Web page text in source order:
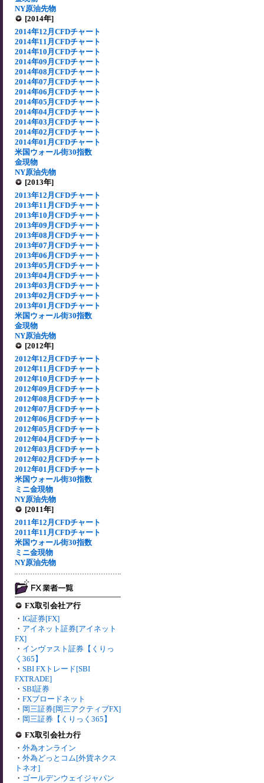
NY原油先物
[2014年]
2014年12月CFDチャート
2014年11月CFDチャート
2014年10月CFDチャート
2014年09月CFDチャート
2014年08月CFDチャート
2014年07月CFDチャート
2014年06月CFDチャート
2014年05月CFDチャート
2014年04月CFDチャート
2014年03月CFDチャート
2014年02月CFDチャート
2014年01月CFDチャート
米国ウォール街30指数
金現物
NY原油先物
[2013年]
2013年12月CFDチャート
2013年11月CFDチャート
2013年10月CFDチャート
2013年09月CFDチャート
2013年08月CFDチャート
2013年07月CFDチャート
2013年06月CFDチャート
2013年05月CFDチャート
2013年04月CFDチャート
2013年03月CFDチャート
2013年02月CFDチャート
2013年01月CFDチャート
米国ウォール街30指数
金現物
NY原油先物
[2012年]
2012年12月CFDチャート
2012年11月CFDチャート
2012年10月CFDチャート
2012年09月CFDチャート
2012年08月CFDチャート
2012年07月CFDチャート
2012年06月CFDチャート
2012年05月CFDチャート
2012年04月CFDチャート
2012年03月CFDチャート
2012年02月CFDチャート
2012年01月CFDチャート
米国ウォール街30指数
ミニ金現物
NY原油先物
[2011年]
2011年12月CFDチャート
2011年11月CFDチャート
米国ウォール街30指数
ミニ金現物
NY原油先物
FX取引会社ア行
・ IG証券[FX]
・ アイネット証券[アイネット
FX]
・ インヴァスト証券【くりっ
く365】
・ SBI FXトレード[SBI
FXTRADE]
・ SBI証券
・ FXブロードネット
・ 岡三証券[岡三アクティブFX]
・ 岡三証券【くりっく365】
FX取引会社カ行
・ 外為オンライン
・ 外為どっとコム[外貨ネクス
トネオ]
・ ゴールデンウェイジャパン